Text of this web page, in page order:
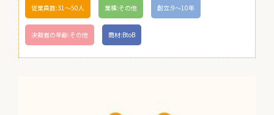
従業員数:31〜50人 業種:その他 創立:9〜10年
決裁者の年齢:その他 商材:BtoB